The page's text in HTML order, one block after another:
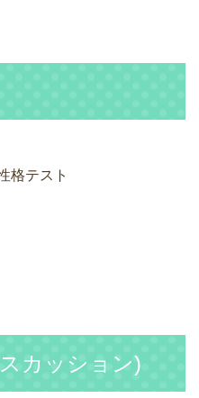
格テスト
カッション)